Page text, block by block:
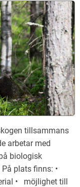
tillsammans
arbetar med
biologisk
plats finns: •
• möjlighet till